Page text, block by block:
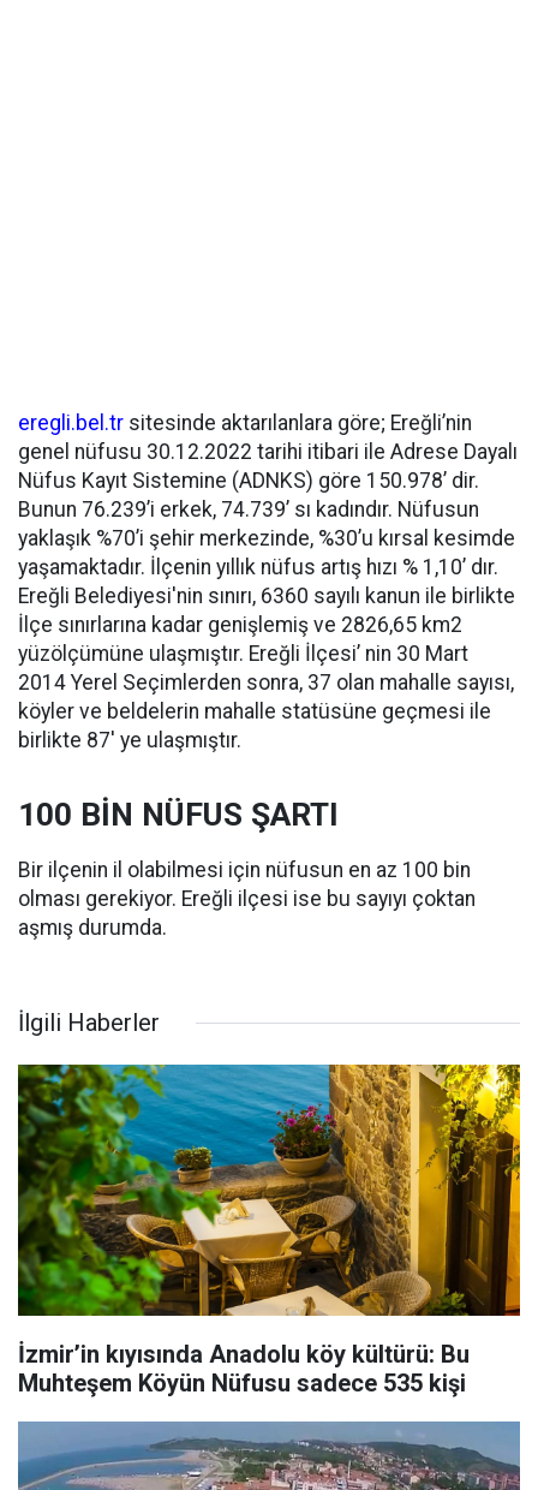
eregli.bel.tr sitesinde aktarılanlara göre; Ereğli’nin
genel nüfusu 30.12.2022 tarihi itibari ile Adrese Dayalı
Nüfus Kayıt Sistemine (ADNKS) göre 150.978’ dir.
Bunun 76.239’i erkek, 74.739’ sı kadındır. Nüfusun
yaklaşık %70’i şehir merkezinde, %30’u kırsal kesimde
yaşamaktadır. İlçenin yıllık nüfus artış hızı % 1,10’ dır.
Ereğli Belediyesi'nin sınırı, 6360 sayılı kanun ile birlikte
İlçe sınırlarına kadar genişlemiş ve 2826,65 km2
yüzölçümüne ulaşmıştır. Ereğli İlçesi’ nin 30 Mart
2014 Yerel Seçimlerden sonra, 37 olan mahalle sayısı,
köyler ve beldelerin mahalle statüsüne geçmesi ile
birlikte 87' ye ulaşmıştır.
100 BİN NÜFUS ŞARTI
Bir ilçenin il olabilmesi için nüfusun en az 100 bin
olması gerekiyor. Ereğli ilçesi ise bu sayıyı çoktan
aşmış durumda.
İlgili Haberler
İzmir’in kıyısında Anadolu köy kültürü: Bu
Muhteşem Köyün Nüfusu sadece 535 kişi